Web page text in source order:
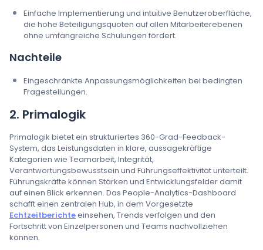
Einfache Implementierung und intuitive Benutzeroberfläche,
die hohe Beteiligungsquoten auf allen Mitarbeiterebenen
ohne umfangreiche Schulungen fördert.
Nachteile
Eingeschränkte Anpassungsmöglichkeiten bei bedingten
Fragestellungen.
2. Primalogik
Primalogik bietet ein strukturiertes 360-Grad-Feedback-
System, das Leistungsdaten in klare, aussagekräftige
Kategorien wie Teamarbeit, Integrität,
Verantwortungsbewusstsein und Führungseffektivität unterteilt.
Führungskräfte können Stärken und Entwicklungsfelder damit
auf einen Blick erkennen. Das People-Analytics-Dashboard
schafft einen zentralen Hub, in dem Vorgesetzte
Echtzeitberichteeinsehen, Trends verfolgen und den
Fortschritt von Einzelpersonen und Teams nachvollziehen
können.